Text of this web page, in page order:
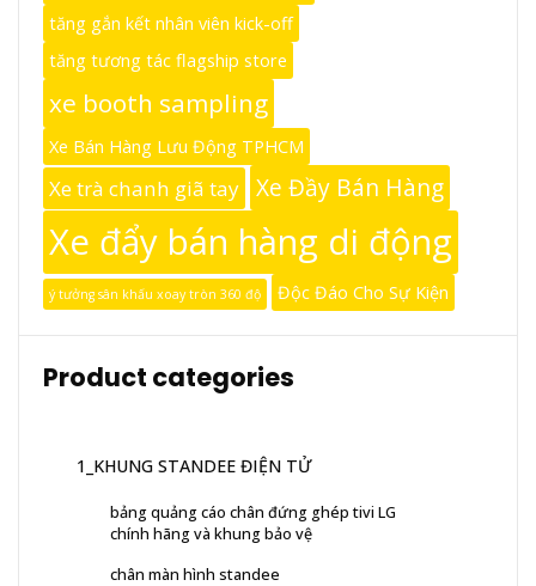
tăng gắn kết nhân viên kick-off
tăng tương tác flagship store
xe booth sampling
Xe Bán Hàng Lưu Động TPHCM
Xe trà chanh giã tay Xe Đầy Bán Hàng
Xe đẩy bán hàng di động
ý tưởng sân khấu xoay tròn 360 độ Độc Đáo Cho Sự Kiện
Product categories
1_KHUNG STANDEE ĐIỆN TỬ
bảng quảng cáo chân đứng ghép tivi LG
chính hãng và khung bảo vệ
chân màn hình standee